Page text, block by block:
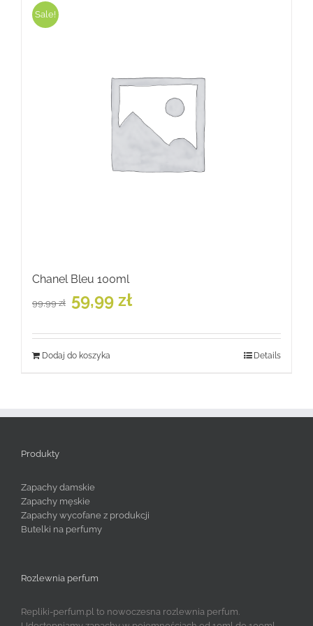
Sale!
Chanel Bleu 100ml
99,99zł
Pierwotna
cena
99,99 zł.
59,99 złcena
59,99 zł.
Dodaj do koszyka Details
Produkty
Zapachy damskie
Zapachy męskie
Zapachy wycofane z produkcji
Butelki na perfumy
Rozlewnia perfum
Repliki-perfum.pl to nowoczesna rozlewnia perfum.